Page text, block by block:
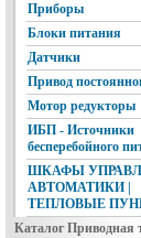
Приборы
Блоки питания
Датчики
Привод
Мотор редукторы
ИБП - Источники
бесперебойного
ШКАФЫ
АВТОМАТИКИ |
ТЕПЛОВЫЕ
Каталог Приводная